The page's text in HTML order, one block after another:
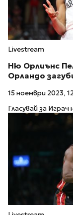
Livestream
Ню Орлиънс
Орландо
15 ноември 2023,
Гласувай за